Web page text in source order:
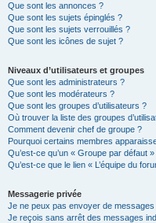
Que sont les annonces ?
Que sont les sujets épinglés ?
Que sont les sujets verrouillés ?
Que sont les icônes de sujet ?
Niveaux d’utilisateurs et groupes
Que sont les administrateurs ?
Que sont les modérateurs ?
Que sont les groupes d’utilisateurs ?
Où trouver la liste des groupes
Comment devenir chef de groupe ?
Pourquoi certains membres
Qu’est-ce qu’un « Groupe par défaut »
Qu’est-ce que le lien « L’équipe du
Messagerie privée
Je ne peux pas envoyer de messages
Je reçois sans arrêt des messages